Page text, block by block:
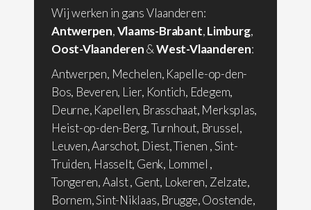
Wij werken in gans Vlaanderen:
Antwerpen,Vlaams-Brabant,Limburg,
Oost-Vlaanderen&West-Vlaanderen:
Antwerpen, Mechelen, Kapelle-op-den-
Bos, Beveren, Lier, Kontich, Edegem,
Deurne, Kapellen, Brasschaat, Merksplas,
Heist-op-den-Berg, Turnhout, Brussel,
Leuven, Aarschot, Diest, Tienen , Sint-
Truiden, Hasselt, Genk, Lommel ,
Tongeren, Aalst , Gent, Lokeren, Zelzate,
Bornem, Sint-Niklaas, Brugge, Oostende,